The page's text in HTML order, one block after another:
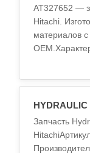
AT327652 —
Hitachi.
материалов
Запчасть